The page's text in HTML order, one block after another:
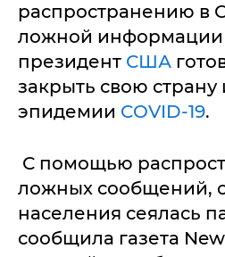
распространению в
ложной информации
президент США
закрыть свою страну
эпидемии COVID-19.
С помощью
ложных сообщений,
населения сеялась
сообщила газета